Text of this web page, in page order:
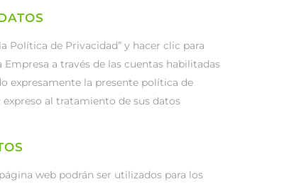
Política de Privacidad” y hacer clic para
a través de las cuentas habilitadas
expresamente la presente política de
al tratamiento de sus datos
web podrán ser utilizados para los